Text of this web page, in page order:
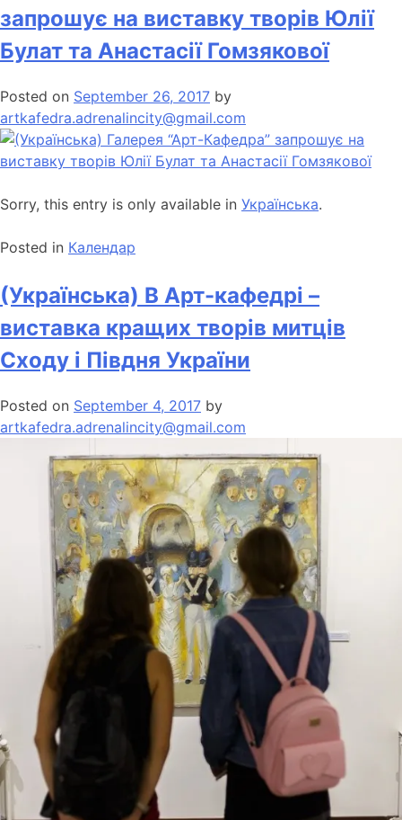
запрошує на виставку творів Юлії
Булат та Анастасії Гомзякової
Posted on September 26, 2017 by
artkafedra.adrenalincity@gmail.com
Sorry, this entry is only available in Українська.
Posted in Календар
(Українська) В Арт-кафедрі –
виставка кращих творів митців
Сходу і Півдня України
Posted on September 4, 2017 by
artkafedra.adrenalincity@gmail.com